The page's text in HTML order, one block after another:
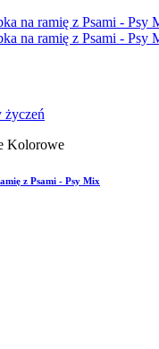
życzeń
Kolorowe
z Psami - Psy Mix